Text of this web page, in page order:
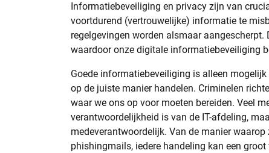
Informatiebeveiliging en privacy zijn van
voortdurend (vertrouwelijke) informatie te
regelgevingen worden alsmaar
waardoor onze digitale informatiebeveiliging
Goede informatiebeveiliging is alleen
op de juiste manier handelen. Criminelen
waar we ons op voor moeten bereiden. Veel
verantwoordelijkheid is van de IT-afdeling,
medeverantwoordelijk. Van de manier
phishingmails, iedere handeling kan een groot